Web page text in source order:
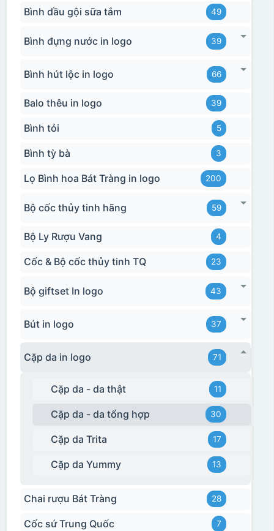
Bình dầu gội sữa tắm 49
Bình đựng nước in logo 39
Bình hút lộc in logo 66
Balo thêu in logo 39
Bình tỏi 5
Bình tỳ bà 3
Lọ Bình hoa Bát Tràng in logo 200
Bộ cốc thủy tinh hãng 59
Bộ Ly Rượu Vang 4
Cốc & Bộ cốc thủy tinh TQ 23
Bộ giftset In logo 43
Bút in logo 37
Cặp da in logo 71
Cặp da - da thật 11
Cặp da - da tổng hợp 30
Cặp da Trita 17
Cặp da Yummy 13
Chai rượu Bát Tràng 28
Cốc sứ Trung Quốc 7